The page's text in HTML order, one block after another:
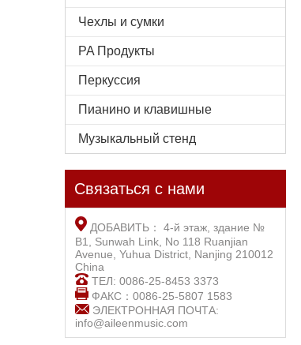
Чехлы и сумки
PA Продукты
Перкуссия
Пианино и клавишные
Музыкальный стенд
Связаться с нами
ДОБАВИТЬ： 4-й этаж, здание №
B1, Sunwah Link, No 118 Ruanjian
Avenue, Yuhua District, Nanjing 210012
China
ТЕЛ: 0086-25-8453 3373
ФАКС：0086-25-5807 1583
ЭЛЕКТРОННАЯ ПОЧТА:
info@aileenmusic.com